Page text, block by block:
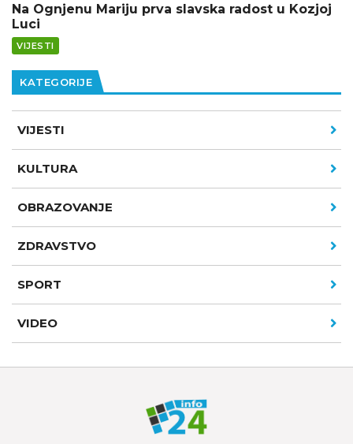
Na Ognjenu Mariju prva slavska radost u Kozjoj
Luci
VIJESTI
KATEGORIJE
VIJESTI
KULTURA
OBRAZOVANJE
ZDRAVSTVO
SPORT
VIDEO